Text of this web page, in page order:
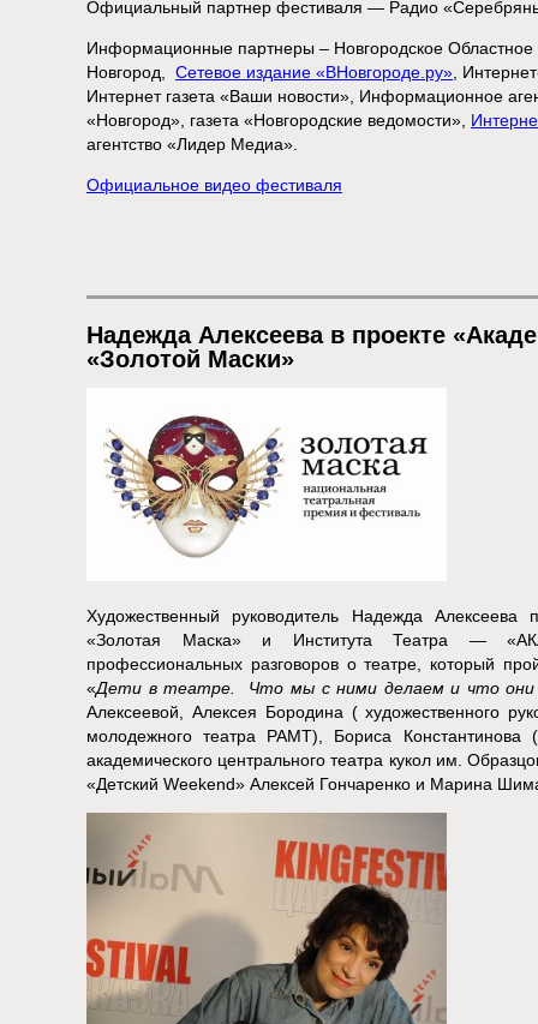
Официальный партнер фестиваля — Радио
Информационные партнеры – Новгородское Областное
Новгород, Сетевое издание «ВНовгороде.ру» ,
Интернет газета «Ваши новости», Информационное
«Новгород», газета «Новгородские ведомости»,
агентство «Лидер Медиа».
Официальное видео фестиваля
Надежда Алексеева в проекте
«Золотой Маски»
Художественный руководитель Надежда Алексеева
«Золотая Маска» и Института Театра —
профессиональных разговоров о театре, который
«Дети в театре. Что мы с ними делаем и что
Алексеевой, Алексея Бородина ( художественного
молодежного театра РАМТ), Бориса Константинова
академического центрального театра кукол им.
«Детский Weekend» Алексей Гончаренко и Марина